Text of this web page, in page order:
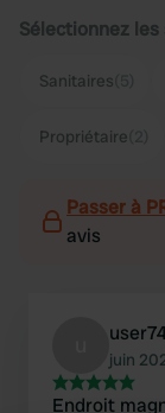
Sélectionnez
Sanitaires
Propriétaire
Passer à
avis
juin
Endroit